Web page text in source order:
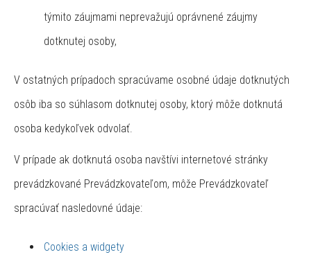
týmito záujmami neprevažujú oprávnené záujmy
dotknutej osoby,
V ostatných prípadoch spracúvame osobné údaje dotknutých
osôb iba so súhlasom dotknutej osoby, ktorý môže dotknutá
osoba kedykoľvek odvolať.
V prípade ak dotknutá osoba navštívi internetové stránky
prevádzkované Prevádzkovateľom, môže Prevádzkovateľ
spracúvať nasledovné údaje:
Cookies a widgety